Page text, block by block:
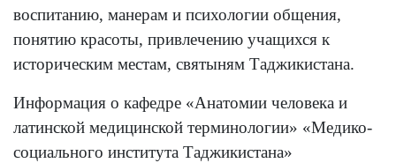
воспитанию, манерам и психологии общения,
понятию красоты, привлечению учащихся к
историческим местам, святыням Таджикистана.
Информация о кафедре «Анатомии человека и
латинской медицинской терминологии» «Медико-
социального института Таджикистана»